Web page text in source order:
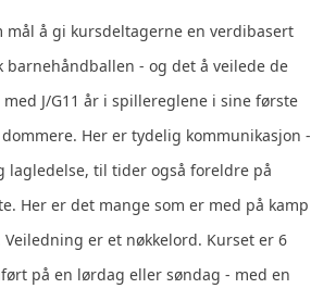
mål å gi kursdeltagerne en verdibasert
- og det å veilede de
J/G11 år i spillereglene i sine første
Her er tydelig kommunikasjon -
lagledelse, til tider også foreldre på
Her er det mange som er med på kamp
er et nøkkelord. Kurset er 6
på en lørdag eller søndag - med en